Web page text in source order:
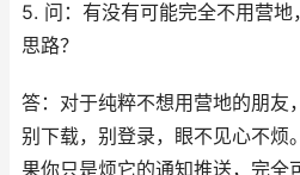
5. 问：有没有可能完全不用营地
思路？
答：对于纯粹不想用营地的朋
别下载，别登录，眼不见心不烦
果你只是烦它的通知推送，完全